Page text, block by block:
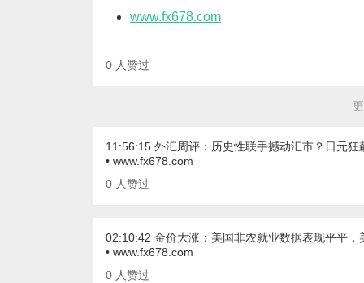
www.fx678.com
0 人赞过
11:56:15 外汇周评：历史性联手撼动汇市？日元
• www.fx678.com
0 人赞过
02:10:42 金价大涨：美国非农就业数据表现平平，
• www.fx678.com
0 人赞过